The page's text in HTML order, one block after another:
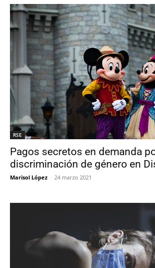
RSE
Pagos secretos en demanda
discriminación de género en
Marisol López - 24 marzo 2021